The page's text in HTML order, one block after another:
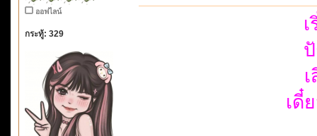
ออฟไลน์
กระทู้: 329
เดี๋